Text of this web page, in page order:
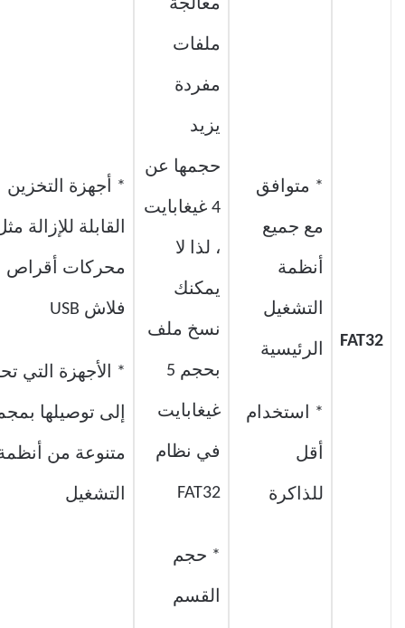
FAT32
* متوافق
مع جميع
أنظمة
التشغيل
الرئيسية
* استخدام
أقل
للذاكرة
معالجة
ملفات
مفردة
يزيد
حجمها عن
4 غيغابايت
، لذا لا
يمكنك
نسخ ملف
بحجم 5
غيغابايت
في نظام
FAT32
* حجم
القسم
* أجهزة التخزين
القابلة للإزالة
محركات أقراص
فلاش USB
* الأجهزة التي
إلى توصيلها
متنوعة من
التشغيل